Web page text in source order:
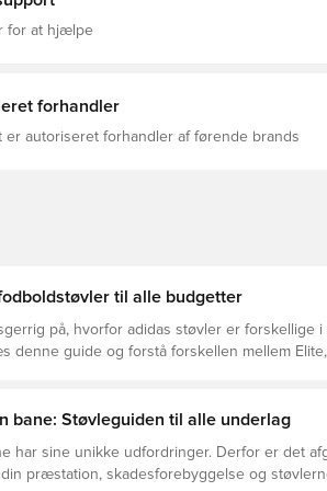
ekstra knop for forbedret trykfordeling med at
du styrer spillet på vådt naturgræs. Almindelig
PRIMEKNIT-krave
for at hjælpe
forhandler
er autoriseret forhandler af førende brands
til alle budgetter
på, hvorfor adidas støvler er forskellige i
denne guide og forstå forskellen mellem
bane: Støvleguiden til alle underlag
har sine unikke udfordringer. Derfor er det
præstation, skadesforebyggelse og